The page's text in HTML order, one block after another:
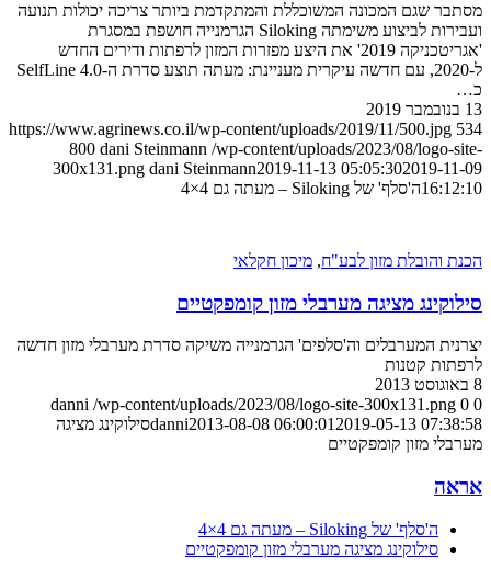
מסתבר שגם המכונה המשוכללת והמתקדמת ביותר צריכה יכולות תנועה
ועבירות לביצוע משימתה Siloking הגרמנייה חושפת במסגרת
'אגריטכניקה 2019' את היצע מפזרות המזון לרפתות ודירים החדש
ל-2020, עם חדשה עיקרית מעניינת: מעתה תוצע סדרת ה-SelfLine 4.0
כ…
13 בנובמבר 2019
https://www.agrinews.co.il/wp-content/uploads/2019/11/500.jpg 534
800 dani Steinmann /wp-content/uploads/2023/08/logo-site-
300x131.png dani Steinmann2019-11-13 05:05:302019-11-09
16:12:10ה'סלף' של Siloking – מעתה גם 4×4
הכנת והובלת מזון לבע"ח, מיכון חקלאי
סילוקינג מציגה מערבלי מזון קומפקטיים
יצרנית המערבלים וה'סלפים' הגרמנייה משיקה סדרת מערבלי מזון חדשה
לרפתות קטנות
8 באוגוסט 2013
0
0
danni /wp-content/uploads/2023/08/logo-site-300x131.png
danni2013-08-08 06:00:012019-05-13 07:38:58
סילוקינג מציגה
מערבלי מזון קומפקטיים
אראה
ה'סלף' של Siloking – מעתה גם 4×4
סילוקינג מציגה מערבלי מזון קומפקטיים